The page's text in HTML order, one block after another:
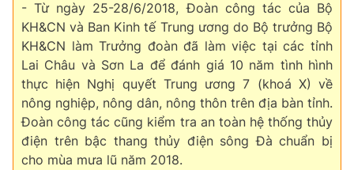
- Từ ngày 25-28/6/2018, Đoàn công tác của Bộ
KH&CN và Ban Kinh tế Trung ương do Bộ trưởng Bộ
KH&CN làm Trưởng đoàn đã làm việc tại các tỉnh
Lai Châu và Sơn La để đánh giá 10 năm tình hình
thực hiện Nghị quyết Trung ương 7 (khoá X) về
nông nghiệp, nông dân, nông thôn trên địa bàn tỉnh.
Đoàn công tác cũng kiểm tra an toàn hệ thống thủy
điện trên bậc thang thủy điện sông Đà chuẩn bị
cho mùa mưa lũ năm 2018.